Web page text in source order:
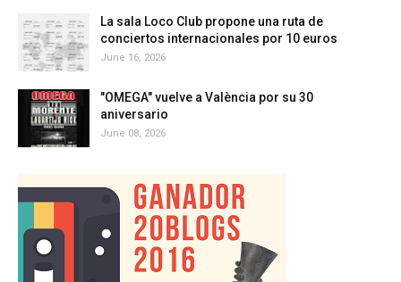
La sala Loco Club propone una ruta de
conciertos internacionales por 10 euros
June 16, 2026
"OMEGA" vuelve a València por su 30
aniversario
June 08, 2026